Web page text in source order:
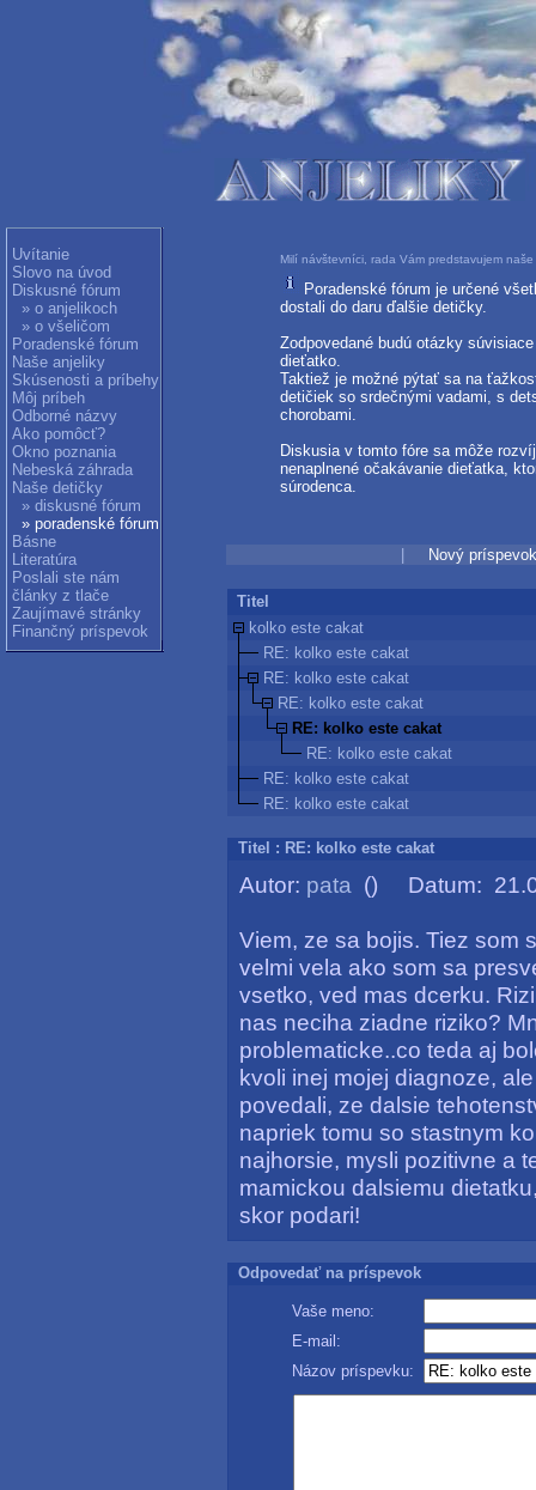
Uvítanie
Slovo na úvod
Diskusné fórum
» o anjelikoch
» o všeličom
Poradenské fórum
Naše anjeliky
Skúsenosti a príbehy
Môj príbeh
Odborné názvy
Ako pomôcť?
Okno poznania
Nebeská záhrada
Naše detičky
» diskusné fórum
» poradenské fórum
Básne
Literatúra
Poslali ste nám
články z tlače
Zaujímavé stránky
Finančný príspevok
Milí návštevníci, rada Vám predstavujem
Poradenské fórum je určené
dostali do daru ďalšie detičky.
Zodpovedané budú otázky
dieťatko.
Taktiež je možné pýtať sa na
detičiek so srdečnými vadami, s
chorobami.
Diskusia v tomto fóre sa môže
nenaplnené očakávanie dieťatka,
súrodenca.
Nový príspevok
Titel
kolko este cakat
RE: kolko este cakat
RE: kolko este cakat
RE: kolko este cakat
RE: kolko este cakat
RE: kolko este cakat
RE: kolko este cakat
RE: kolko este cakat
Titel : RE: kolko este cakat
Autor: pata () Datum:
Viem, ze sa bojis. Tiez som
velmi vela ako som sa
vsetko, ved mas dcerku.
nas neciha ziadne riziko?
problematicke..co teda aj
kvoli inej mojej diagnoze,
povedali, ze dalsie
napriek tomu so stastnym
najhorsie, mysli pozitivne a
mamickou dalsiemu
skor podari!
Odpovedať na príspevok
Vaše meno:
E-mail:
Názov príspevku: